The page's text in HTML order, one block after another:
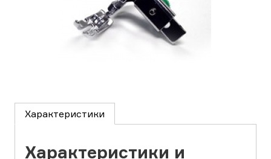
Характеристики
Характеристики и